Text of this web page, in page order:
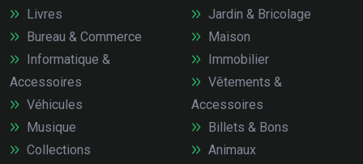
Livres
Bureau & Commerce
Informatique &
Accessoires
Véhicules
Jardin & Bricolage
Maison
Immobilier
Vêtements &
Accessoires
Musique
Collections
Billets & Bons
Animaux